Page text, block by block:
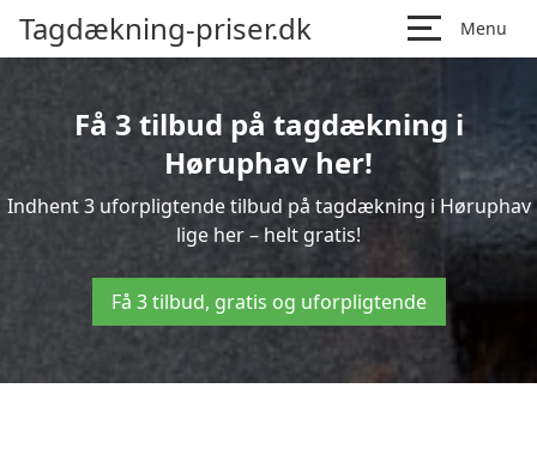
Tagdækning-priser.dk Menu
Få 3 tilbud på tagdækning i
Høruphav her!
Indhent 3 uforpligtende tilbud på tagdækning i Høruphav
lige her – helt gratis!
Få 3 tilbud, gratis og uforpligtende